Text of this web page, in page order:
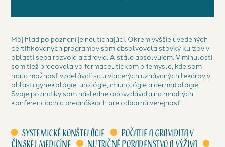
Môj hlad po poznaní je neutíchajúci. Okrem vyššie uvedených
certifikovaných programov som absolvovala stovky kurzov v
oblasti seba rozvoja a zdravia. A stále absolvujem. V minulosti
som tiež pracovala vo farmaceutickom priemysle, kde som
mala možnosť vzdelávať sa u viacerých uznávaných lekárov v
oblasti gynekológie, urológie, imunológie a dermatológie.
Svoje poznatky som následne odovzdávala na mnohých
konferenciach a prednáškach pre odbornú verejnosť.
Systemické konštelácie
Počatie a gravidita v